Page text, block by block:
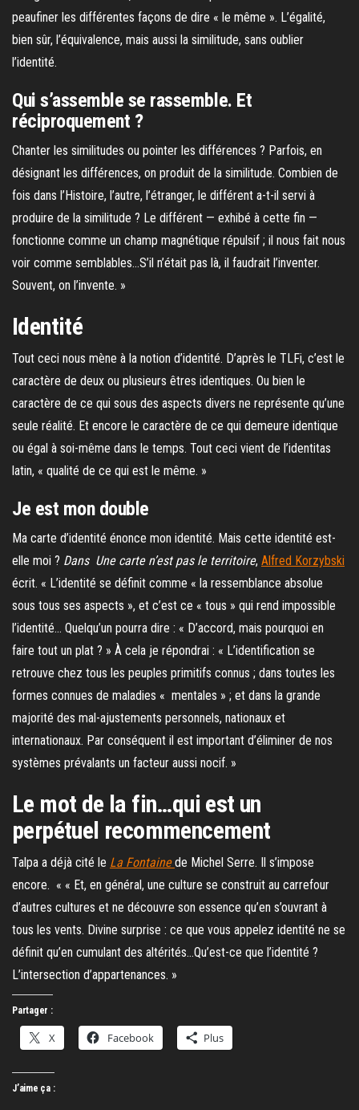
peaufiner les différentes façons de dire « le même ». L’égalité,
bien sûr, l’équivalence, mais aussi la similitude, sans oublier
l’identité.
Qui s’assemble se rassemble. Et
réciproquement ?
Chanter les similitudes ou pointer les différences ? Parfois, en
désignant les différences, on produit de la similitude. Combien de
fois dans l’Histoire, l’autre, l’étranger, le différent a-t-il servi à
produire de la similitude ? Le différent — exhibé à cette fin —
fonctionne comme un champ magnétique répulsif ; il nous fait nous
voir comme semblables…S’il n’était pas là, il faudrait l’inventer.
Souvent, on l’invente. »
Identité
Tout ceci nous mène à la notion d’identité. D’après le TLFi, c’est le
caractère de deux ou plusieurs êtres identiques. Ou bien le
caractère de ce qui sous des aspects divers ne représente qu’une
seule réalité. Et encore le caractère de ce qui demeure identique
ou égal à soi-même dans le temps. Tout ceci vient de l’identitas
latin, « qualité de ce qui est le même. »
Je est mon double
Ma carte d’identité énonce mon identité. Mais cette identité est-
elle moi ? Dans Une carte n’est pas le territoire, Alfred Korzybski
écrit. « L’identité se définit comme « la ressemblance absolue
sous tous ses aspects », et c’est ce « tous » qui rend impossible
l’identité… Quelqu’un pourra dire : « D’accord, mais pourquoi en
faire tout un plat ? » À cela je répondrai : « L’identification se
retrouve chez tous les peuples primitifs connus ; dans toutes les
formes connues de maladies « mentales » ; et dans la grande
majorité des mal-ajustements personnels, nationaux et
internationaux. Par conséquent il est important d’éliminer de nos
systèmes prévalants un facteur aussi nocif. »
Le mot de la fin…qui est un
perpétuel recommencement
Talpa a déjà cité le La Fontaine de Michel Serre. Il s’impose
encore. « « Et, en général, une culture se construit au carrefour
d’autres cultures et ne découvre son essence qu’en s’ouvrant à
tous les vents. Divine surprise : ce que vous appelez identité ne se
définit qu’en cumulant des altérités…Qu’est-ce que l’identité ?
L’intersection d’appartenances. »
Partager :
X Facebook Plus
J’aime ça :